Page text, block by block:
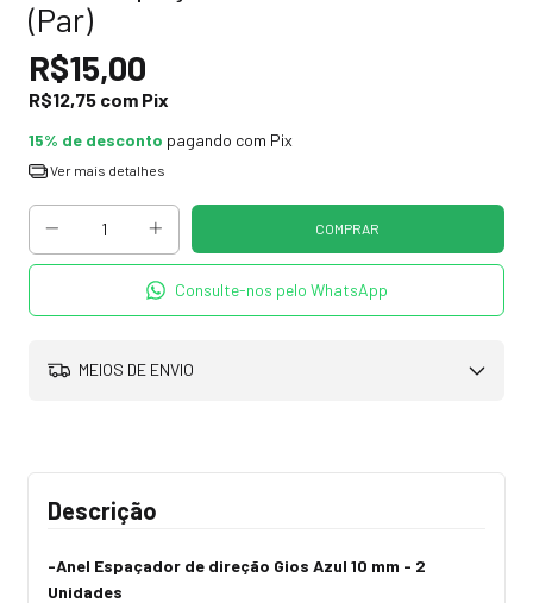
(Par)
R$15,00
R$12,75 com Pix
15% de desconto pagando com Pix
Ver mais detalhes
Consulte-nos pelo WhatsApp
MEIOS DE ENVIO
Descrição
-Anel Espaçador de direção Gios Azul 10 mm - 2
Unidades